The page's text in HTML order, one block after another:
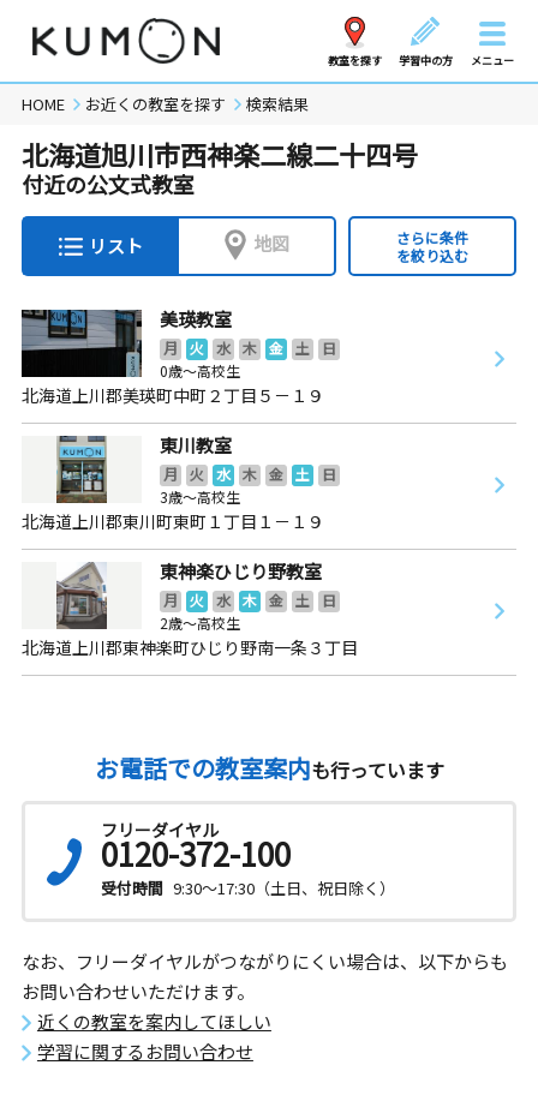
教室を探す 学習中の方 メニュー
HOME お近くの教室を探す 検索結果
北海道旭川市西神楽二線二十四号
付近の公文式教室
リスト 地図
さらに条件
を絞り込む
美瑛教室
月 火 水 木 金 土
日
0歳～高校生
北海道上川郡美瑛町中町２丁目５－１９
東川教室
月 火 水 木 金 土
日
3歳～高校生
北海道上川郡東川町東町１丁目１－１９
東神楽ひじり野教室
月 火 水 木 金 土
日
2歳～高校生
北海道上川郡東神楽町ひじり野南一条３丁目
お電話での教室案内も行っています
フリーダイヤル
0120-372-100
受付時間 9:30～17:30（土日、祝日除く）
なお、フリーダイヤルがつながりにくい場合は、以下からも
お問い合わせいただけます。
近くの教室を案内してほしい
学習に関するお問い合わせ